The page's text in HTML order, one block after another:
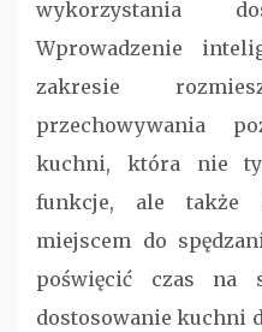
wykorzystania
Wprowadzenie
zakresie
przechowywania
kuchni, która nie
funkcje, ale także
miejscem do
poświęcić czas na
dostosowanie kuchni